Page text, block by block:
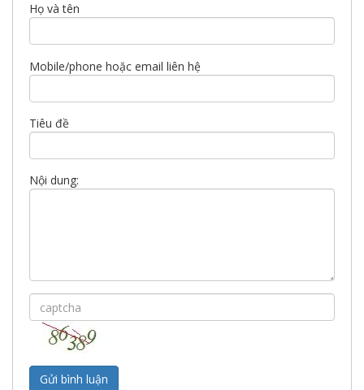
Họ và tên
Mobile/phone hoặc email liên hệ
Tiêu đề
Nội dung: